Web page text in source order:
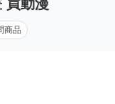
買動漫
商品